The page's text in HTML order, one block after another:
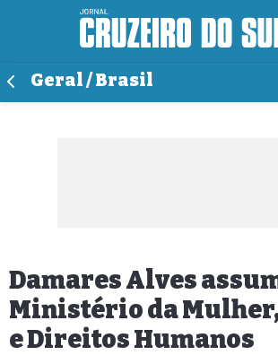
Geral / Brasil
Damares Alves
Ministério da
e Direitos Humanos